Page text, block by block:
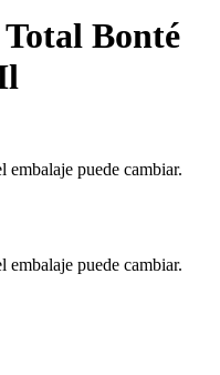
Bonté
embalaje puede cambiar.
embalaje puede cambiar.